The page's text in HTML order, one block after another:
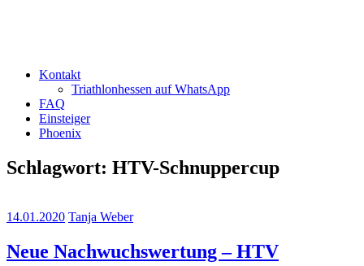
Kontakt
Triathlonhessen auf WhatsApp
FAQ
Einsteiger
Phoenix
Schlagwort: HTV-Schnuppercup
14.01.2020 Tanja Weber
Neue Nachwuchswertung – HTV